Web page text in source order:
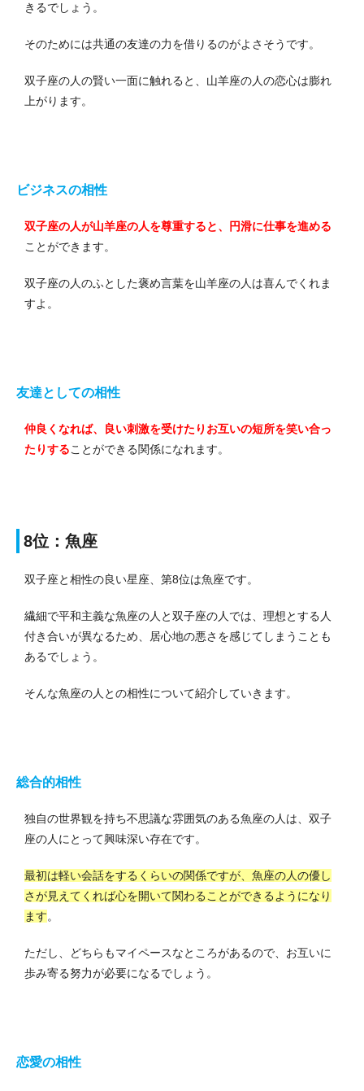
きるでしょう。
そのためには共通の友達の力を借りるのがよさそうです。
双子座の人の賢い一面に触れると、山羊座の人の恋心は膨れ
上がります。
ビジネスの相性
双子座の人が山羊座の人を尊重すると、円滑に仕事を進める
ことができます。
双子座の人のふとした褒め言葉を山羊座の人は喜んでくれま
すよ。
友達としての相性
仲良くなれば、良い刺激を受けたりお互いの短所を笑い合っ
たりすることができる関係になれます。
8位：魚座
双子座と相性の良い星座、第8位は魚座です。
繊細で平和主義な魚座の人と双子座の人では、理想とする人
付き合いが異なるため、居心地の悪さを感じてしまうことも
あるでしょう。
そんな魚座の人との相性について紹介していきます。
総合的相性
独自の世界観を持ち不思議な雰囲気のある魚座の人は、双子
座の人にとって興味深い存在です。
最初は軽い会話をするくらいの関係ですが、魚座の人の優し
さが見えてくれば心を開いて関わることができるようになり
ます。
ただし、どちらもマイペースなところがあるので、お互いに
歩み寄る努力が必要になるでしょう。
恋愛の相性